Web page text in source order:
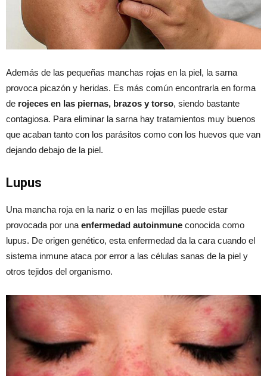
Además de las pequeñas manchas rojas en la piel, la sarna
provoca picazón y heridas. Es más común encontrarla en forma
de rojeces en las piernas, brazos y torso, siendo bastante
contagiosa. Para eliminar la sarna hay tratamientos muy buenos
que acaban tanto con los parásitos como con los huevos que van
dejando debajo de la piel.
Lupus
Una mancha roja en la nariz o en las mejillas puede estar
provocada por una enfermedad autoinmune conocida como
lupus. De origen genético, esta enfermedad da la cara cuando el
sistema inmune ataca por error a las células sanas de la piel y
otros tejidos del organismo.